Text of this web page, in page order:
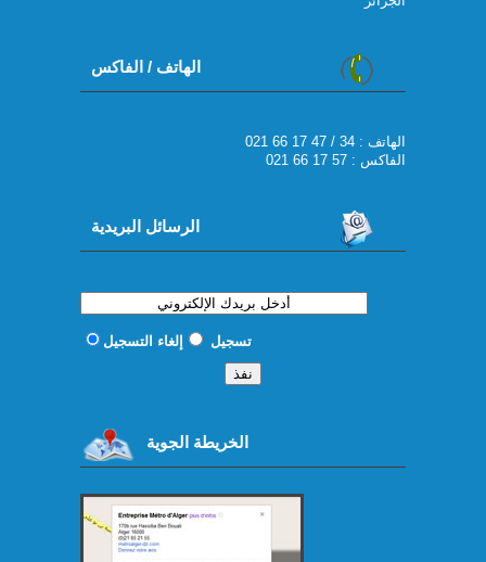
الهاتف / الفاكس
021 66 17 47 / 34 : الهاتف
الفاكس : 57 17 66 021
الرسائل البريدية
تسجيل إلغاء التسجيل
الخريطة الجوية